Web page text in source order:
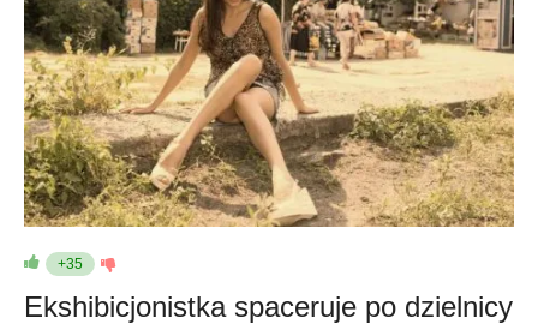
+35
Ekshibicjonistka spaceruje po dzielnicy